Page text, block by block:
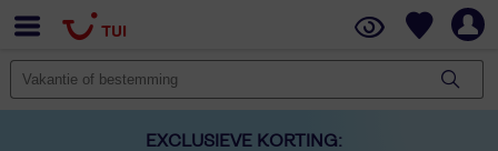
EXCLUSIEVE KORTING: